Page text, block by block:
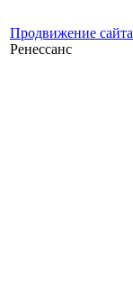
Продвижение сайта
Ренессанс